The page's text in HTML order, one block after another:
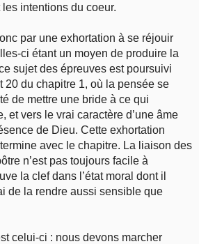
intentions du coeur.
par une exhortation à se réjouir
ci étant un moyen de produire la
sujet des épreuves est poursuivi
20 du chapitre 1, où la pensée se
de mettre une bride à ce qui
et vers le vrai caractère d’une âme
de Dieu. Cette exhortation
avec le chapitre. La liaison des
n’est pas toujours facile à
la clef dans l’état moral dont il
de la rendre aussi sensible que
celui-ci : nous devons marcher